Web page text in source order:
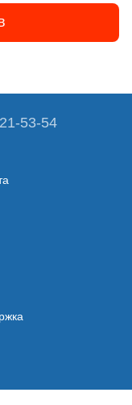
53-54